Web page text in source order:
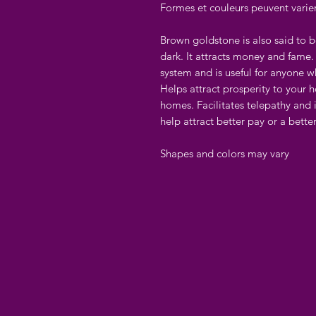
Formes et couleurs peuvent
Brown goldstone is also said to
dark. It attracts money and
system and is useful for anyone
Helps attract prosperity to your
homes. Facilitates telepathy
help attract better pay or a
Shapes and colors may vary